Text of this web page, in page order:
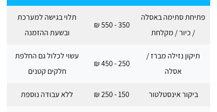
פתיחת סתימה באסלה
/ כיור / מקלחת
350 - 550 ₪
תלוי בגישה למערכת
ובשעת ההזמנה
תיקון נזילה מברז /
אסלה
250 - 450 ₪
עשוי לכלול גם החלפת
חלקים קטנים
ביקור אינסטלטור 150 - 250 ₪ ללא עבודה נוספת